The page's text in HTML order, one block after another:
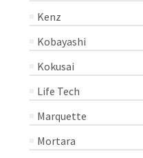
Kenz
Kobayashi
Kokusai
Life Tech
Marquette
Mortara